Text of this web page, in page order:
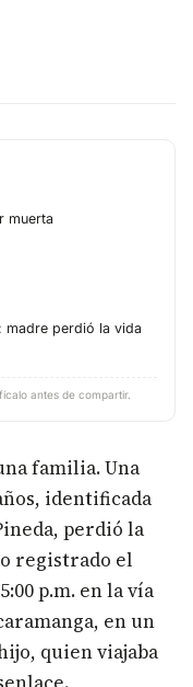
muerta
madre perdió la vida
antes de compartir.
familia. Una
identificada
perdió la
registrado el
p.m. en la vía
en un
quien viajaba